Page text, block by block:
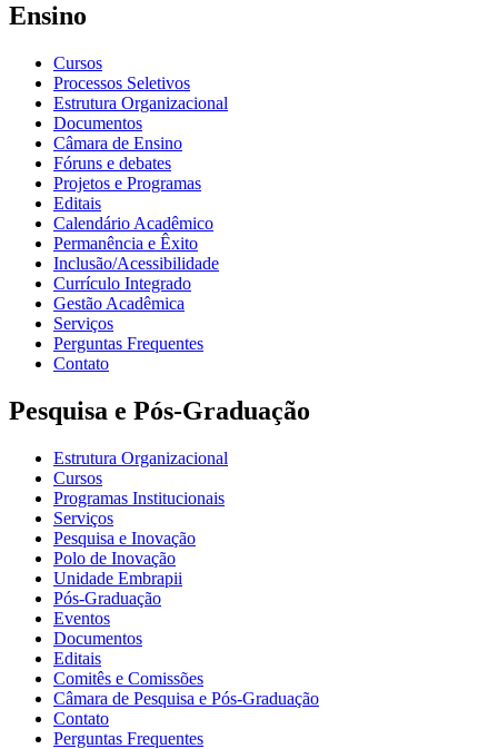
Ensino
Cursos
Processos Seletivos
Estrutura Organizacional
Documentos
Câmara de Ensino
Fóruns e debates
Projetos e Programas
Editais
Calendário Acadêmico
Permanência e Êxito
Inclusão/Acessibilidade
Currículo Integrado
Gestão Acadêmica
Serviços
Perguntas Frequentes
Contato
Pesquisa e Pós-Graduação
Estrutura Organizacional
Cursos
Programas Institucionais
Serviços
Pesquisa e Inovação
Polo de Inovação
Unidade Embrapii
Pós-Graduação
Eventos
Documentos
Editais
Comitês e Comissões
Câmara de Pesquisa e Pós-Graduação
Contato
Perguntas Frequentes